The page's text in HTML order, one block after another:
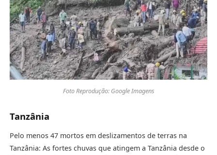
Foto Reprodução: Google Imagens
Tanzânia
Pelo menos 47 mortos em deslizamentos de terras na
Tanzânia: As fortes chuvas que atingem a Tanzânia desde o